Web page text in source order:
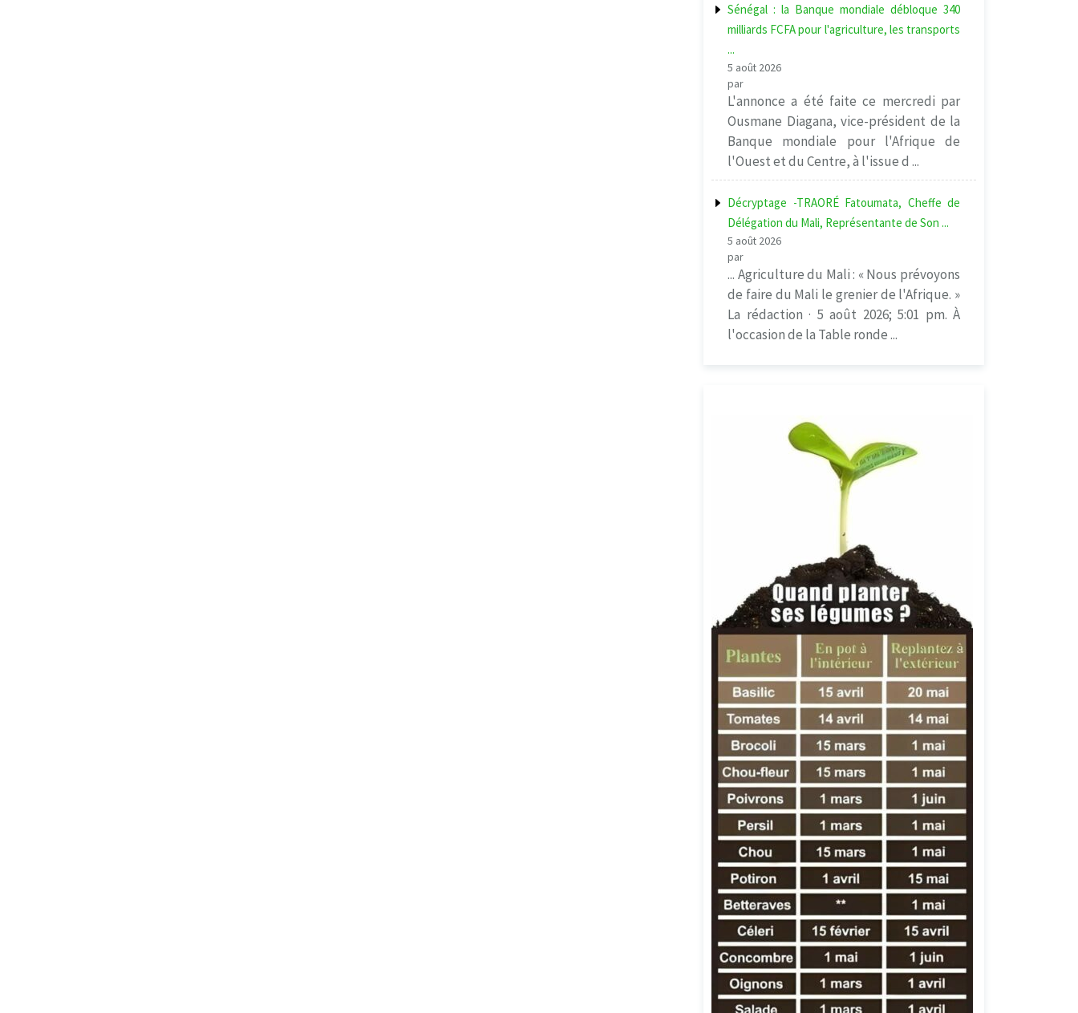
Sénégal : la Banque mondiale débloque 340
milliards FCFA pour l'agriculture, les transports
...
5 août 2026
par
L'annonce a été faite ce mercredi par
Ousmane Diagana, vice-président de la
Banque mondiale pour l'Afrique de
l'Ouest et du Centre, à l'issue d ...
Décryptage -TRAORÉ Fatoumata, Cheffe de
Délégation du Mali, Représentante de Son ...
5 août 2026
par
... Agriculture du Mali : « Nous prévoyons
de faire du Mali le grenier de l'Afrique. »
La rédaction · 5 août 2026; 5:01 pm. À
l'occasion de la Table ronde ...